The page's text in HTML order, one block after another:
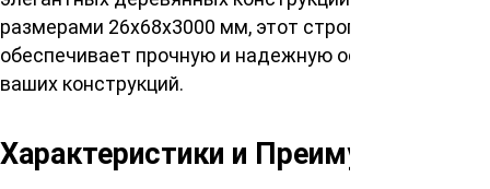
размерами 26х68х3000 мм, этот строганый брусок
обеспечивает прочную и надежную основу для
ваших конструкций.
Характеристики и Преимущества